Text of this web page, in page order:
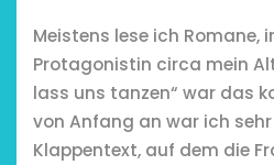
Meistens lese ich Romane,
Protagonistin circa mein
lass uns tanzen“ war das
von Anfang an war ich
Klappentext, auf dem die